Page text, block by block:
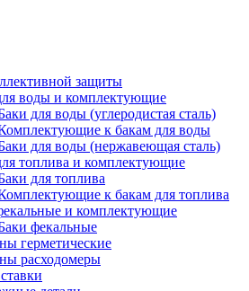
защиты
воды и комплектующие
для воды (углеродистая сталь)
к бакам для воды
для воды (нержавеющая сталь)
топлива и комплектующие
для топлива
к бакам для топлива
и комплектующие
фекальные
герметические
расходомеры